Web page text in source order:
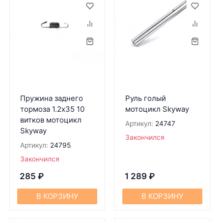
Пружина заднего
тормоза 1.2х35 10
витков мотоцикл
Skyway
Артикул: 24795
Закончился
285 ₽
В КОРЗИНУ
Руль голый
мотоцикл Skyway
Артикул: 24747
Закончился
1 289 ₽
В КОРЗИНУ